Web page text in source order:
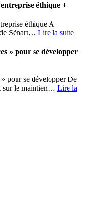
éthique +
éthique A
Sénart… Lire la suite
» pour se développer
pour se développer De
sur le maintien… Lire la